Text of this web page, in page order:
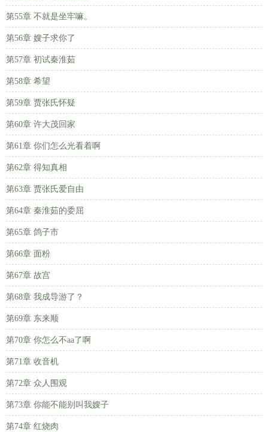
第55章 不就是坐牢嘛。
第56章 嫂子求你了
第57章 初试秦淮茹
第58章 希望
第59章 贾张氏怀疑
第60章 许大茂回家
第61章 你们怎么光看着啊
第62章 得知真相
第63章 贾张氏爱自由
第64章 秦淮茹的委屈
第65章 鸽子市
第66章 面粉
第67章 故宫
第68章 我成导游了？
第69章 东来顺
第70章 你怎么不aa了啊
第71章 收音机
第72章 众人围观
第73章 你能不能别叫我嫂子
第74章 红烧肉